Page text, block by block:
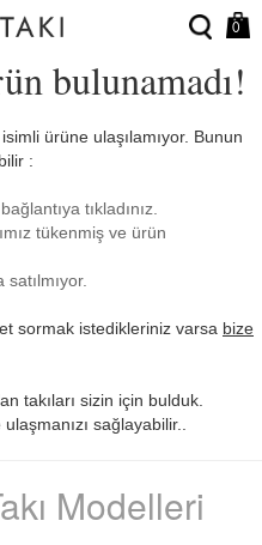
0
bulunamadı!
isimli ürüne ulaşılamıyor. Bunun
:
tıkladınız.
tükenmiş ve ürün
sormak istedikleriniz varsa bize
takıları sizin için bulduk.
sağlayabilir..
Modelleri